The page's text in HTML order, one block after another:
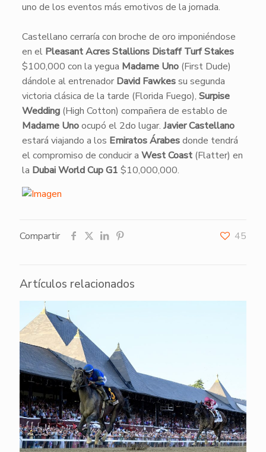
uno de los eventos más emotivos de la jornada.
Castellano cerraría con broche de oro imponiéndose
en el Pleasant Acres Stallions Distaff Turf Stakes
$100,000 con la yegua Madame Uno(First Dude)
dándole al entrenador David Fawkessu segunda
victoria clásica de la tarde (Florida Fuego), Surpise
Wedding(High Cotton) compañera de establo de
Madame Unoocupó el 2do lugar. Javier Castellano
estará viajando a los Emiratos Árabesdonde tendrá
el compromiso de conducir a West Coast(Flatter) en
la Dubai World Cup G1 $10,000,000.
Compartir 45
Artículos relacionados